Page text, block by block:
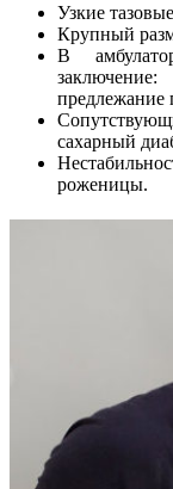
Узкие
Крупный
В
предлежание
сахарный
роженицы.